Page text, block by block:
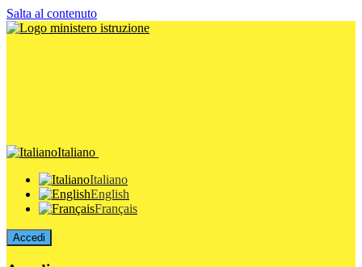
Salta al contenuto
Italiano
Italiano
English
Français
Accedi